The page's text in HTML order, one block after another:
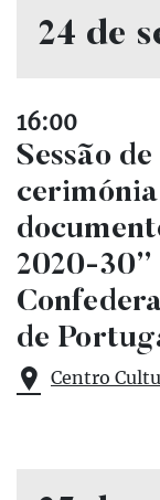
24 de
16:00
Sessão
2020-
de
Centro